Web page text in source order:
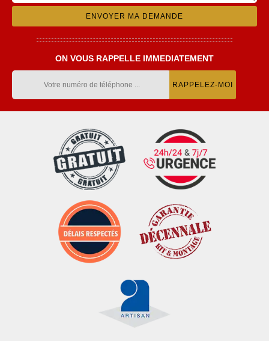
ON VOUS RAPPELLE IMMEDIATEMENT